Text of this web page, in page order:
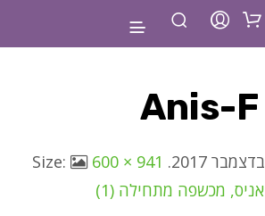
Anis-F
. Size:
600 × 941
אניס, מכשפה מתחילה (1)